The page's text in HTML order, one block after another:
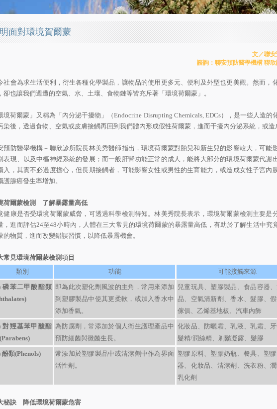
面對環境賀爾蒙
文／聯
諮詢：聯安預防醫學機構 聯
社會為求生活便利，衍生各種化學製品，讓物品的使用更多元、便利及外型也更美觀。然而，
卻也讓我們週遭的空氣、水、土壤、食物鏈等皆充斥著「環境荷爾蒙」。
境荷爾蒙」又稱為「內分泌干擾物」（Endocrine Disrupting Chemicals, EDCs），是一些人造的
染後，透過食物、空氣或皮膚接觸再回到我們體內形成假性荷爾蒙，進而干擾內分泌系統，或造
預防醫學機構－聯欣診所院長林美秀醫師指出，環境荷爾蒙對胎兒和新生兒的影響較大，可能
表現、以及中樞神經系統的發展；而一般肝腎功能正常的成人，能將大部分的環境荷爾蒙代謝
入，其實不必過度擔心，但長期接觸者，可能影響女性或男性的生育能力，或造成女性子宮內
護腺癌發生率增加。
荷爾蒙檢測 了解暴露量高低
健康是否受環境荷爾蒙威脅，可透過科學檢測得知。林美秀院長表示，環境荷爾蒙檢測主要是
，進而評估24至48小時內，人體在三大常見的環境荷爾蒙的暴露量高低，有助於了解生活中究
的物質，進而改變錯誤習慣，以降低暴露機會。
常見環境荷爾蒙檢測項目
類別
功能 可能接觸來源
磷苯二甲酸酯類 即為此次塑化劑風波的主角，常用來添加
到塑膠製品中使其更柔軟，或加入香水中
添加香氣。
兒童玩具、塑膠製品、食品容器
品、空氣清新劑、香水、髮膠、假
傢俱、乙烯基地板、汽車內飾
對羥基苯甲酸酯 為防腐劑，常添加於個人衛生護理產品中
預防細菌與黴菌生長。
化妝品、防曬霜、乳液、乳霜、
髮精/潤絲精、剃鬍凝露、髮膠
酚類(Phenols)
常添加於塑膠製品中或清潔劑中作為界面
活性劑。
塑膠原料、塑膠奶瓶、餐具、塑
器、化妝品、清潔劑、洗衣粉、潤
乳化劑
秘訣 降低環境荷爾蒙危害